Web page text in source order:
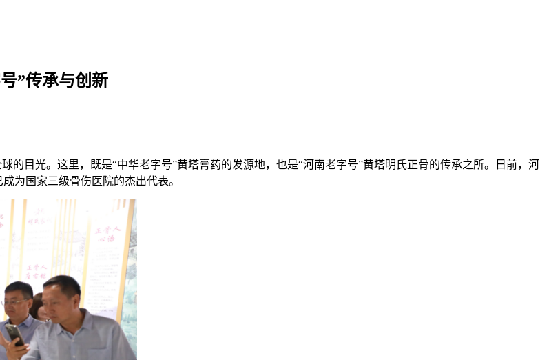
”传承与创新
的目光。这里，既是“中华老字号”黄塔膏药的发源地，也是“河南老字号”黄塔明氏正骨的传承之所。日前，河
为国家三级骨伤医院的杰出代表。